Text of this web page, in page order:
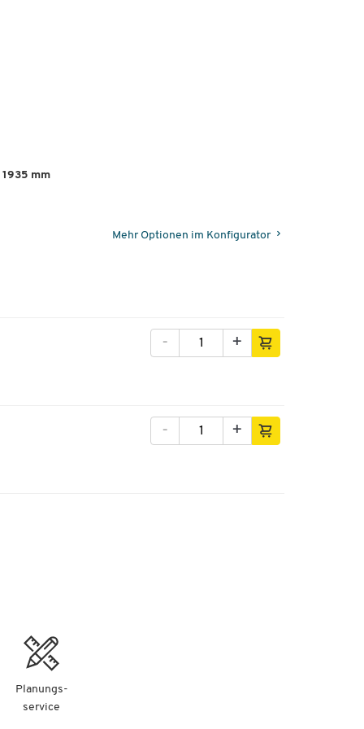
mm
Mehr Optionen im Konfigurator
+
-
+
-
Planungs-
service